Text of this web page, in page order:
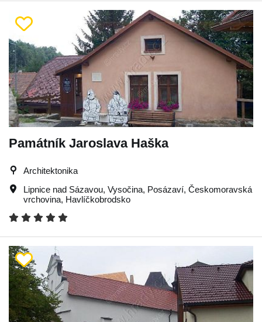
Památník Jaroslava Haška
Architektonika
Lipnice nad Sázavou, Vysočina, Posázaví, Českomoravská
vrchovina, Havlíčkobrodsko